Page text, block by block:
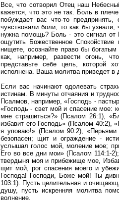
Все, что сотворил Отец наш
кажется, что это не так. Боль в
побуждает вас что-то
чувствовали боли, то как бы узнали,
нужна помощь? Боль - это сигнал от
ощутить Божественное
нищете, осознайте право бы
как, например, развести огонь,
представьте себе цель, которой
исполнена. Ваша молитва приведет в
Если вас начинают одолевать
истинам. В минуты отчаяния и
Псалмов, например, «Господь -
«Господь - свет мой и спасение мое:
мне страшиться?» (Псалом 26:1),
избавит его Господь» (Псалом
я уповаю!» (Псалом 90:2),
безопасен; щит и ограждение -
услышал голос мой, моление мое;
Его во все дни мои» (Псалом 114:1-
твердыня моя и прибежище мое,
щит мой, рог спасения моего и
Господа! Господи, Боже мой! Ты
103:1). Пусть целительная и
душу, пусть искренняя молитва
волнение.